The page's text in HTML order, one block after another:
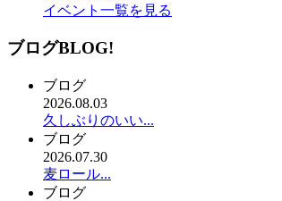
イベント一覧を見る
ブログBLOG!
ブログ
2026.08.03
久しぶりのいい...
ブログ
2026.07.30
麦ロール...
ブログ